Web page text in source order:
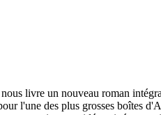
livre un nouveau roman
l'une des plus grosses